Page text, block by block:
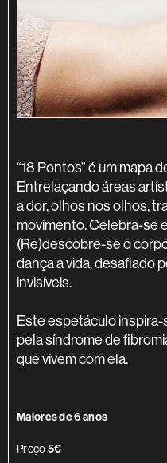
SINOPSE
“18 Pontos” é um mapa
Entrelaçando áreas
a dor, olhos nos olhos,
movimento. Celebra-se
(Re)descobre-se o
dança a vida, desafiado
invisíveis.
Este espetáculo
pela síndrome de
que vivem com ela.
Maiores de 6 anos
Preço5€